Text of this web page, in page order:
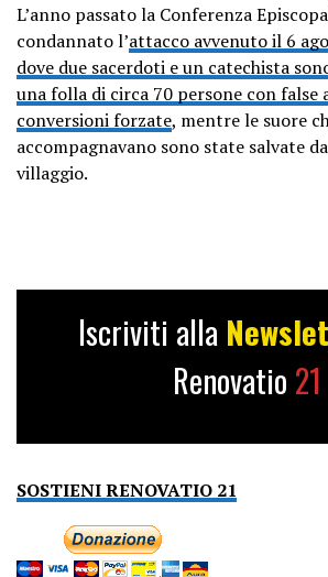
L’anno passato la Conferenza
condannato l’attacco avvenuto il 6
dove due sacerdoti e un catechista
una folla di circa 70 persone con false
conversioni forzate, mentre le suore
accompagnavano sono state salvate
villaggio.
Iscriviti alla
Renovatio 21
SOSTIENI RENOVATIO 21